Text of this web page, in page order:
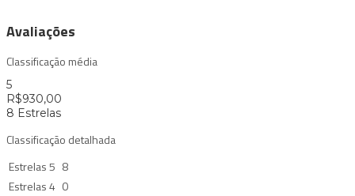
Avaliações
Classificação média
5
R$930,00
8 Estrelas
Classificação detalhada
Estrelas 5 8
Estrelas 4 0